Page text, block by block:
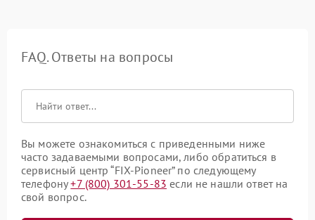
FAQ. Ответы на вопросы
Вы можете ознакомиться с приведенными ниже
часто задаваемыми вопросами, либо обратиться в
сервисный центр “FIX-Pioneer” по следующему
телефону+7 (800) 301-55-83 если не нашли ответ на
свой вопрос.